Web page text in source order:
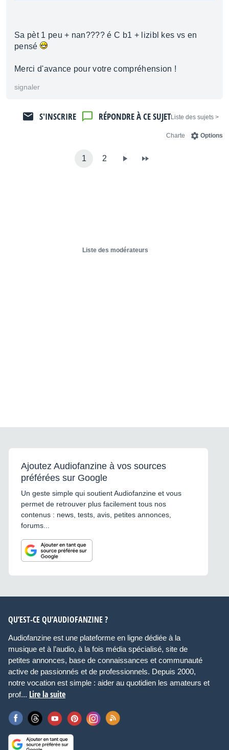
Sa pèt 1 peu + nan???? é C b1 + lizibl kes vs en
pensé
Merci d'avance pour votre compréhension !
signaler
< Liste des sujets
RÉPONDRE À CE SUJET
S'INSCRIRE
Options
Charte
1 2
Liste des modérateurs
Ajoutez Audiofanzine à vos sources
préférées sur Google
Un geste simple qui soutient Audiofanzine et vous
permet de retrouver plus facilement tous nos
contenus : news, tests, avis, petites annonces,
forums...
QU’EST-CE QU’AUDIOFANZINE ?
Audiofanzine est une plateforme en ligne dédiée à la
musique et à l’audio, à la fois média spécialisé, site de
petites annonces, base de connaissances et communauté
active de passionnés et de professionnels. Depuis 2000,
notre vocation est simple : aider au quotidien les amateurs et
prof... Lire la suite